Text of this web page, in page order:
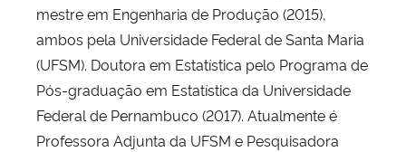
mestre em Engenharia de Produção (2015),
ambos pela Universidade Federal de Santa Maria
(UFSM). Doutora em Estatística pelo Programa de
Pós-graduação em Estatística da Universidade
Federal de Pernambuco (2017). Atualmente é
Professora Adjunta da UFSM e Pesquisadora